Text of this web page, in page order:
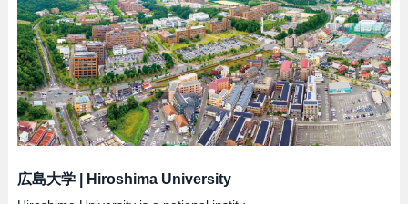
広島大学| Hiroshima University